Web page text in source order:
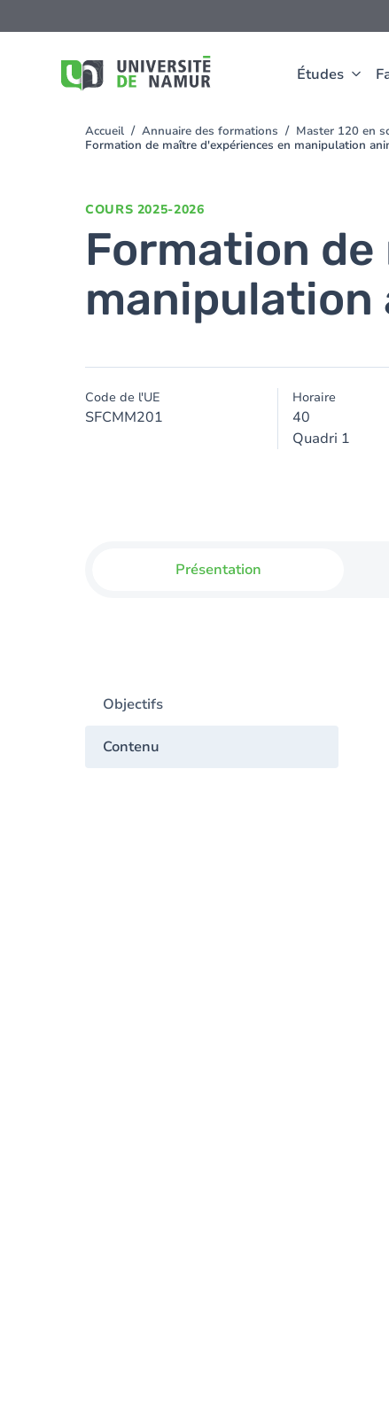
Études
au
You
Accueil Annuaire des formations
Master 120 en
Formation de maître d'expériences en manipulation
COURS 2025-2026
Formation
manipulation
Code de l'UE
SFCMM201
Horaire
40
Quadri 1
Présentation
Objectifs
Contenu